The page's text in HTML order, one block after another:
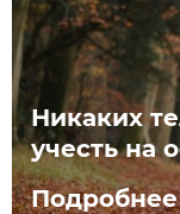
Никаких
учесть на
Подробнее